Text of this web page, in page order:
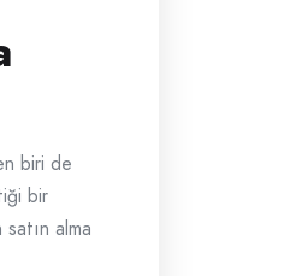
biri de
bir
alma